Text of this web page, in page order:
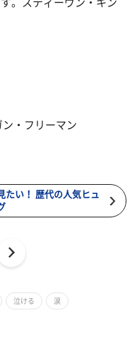
。スティーヴン・キン
・フリーマン
たい！ 歴代の人気ヒュ
泣ける 涙